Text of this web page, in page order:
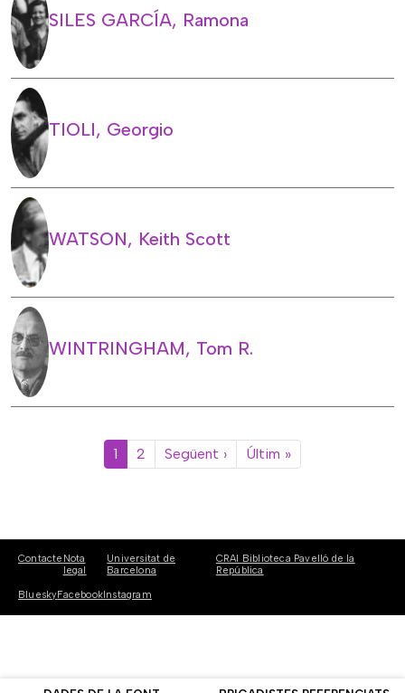
SILES GARCÍA, Ramona
TIOLI, Georgio
WATSON, Keith Scott
WINTRINGHAM, Tom R.
1 2 Següent ›Pàgina següent
Últim »Última pàgina
Contacte Nota
legal
Universitat de
Barcelona
CRAI Biblioteca Pavelló de la
República
BlueskyFacebookInstagram